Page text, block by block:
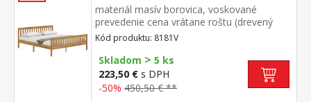
materiál masív borovica, voskované
prevedenie cena vrátane roštu (drevený
latkový) bez matraca odporúčaný rozmer
matraca 180 × 200 cm alebo 2 kusy 90 ×
200 cm
Kód produktu: 8181V
Skladom > 5 ks
223,50 € s DPH
-50% 450,50 € **